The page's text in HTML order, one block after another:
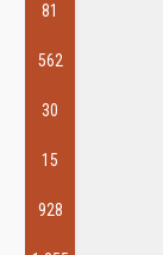
81
562
30
15
928